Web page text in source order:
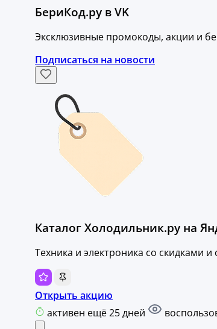
БериКод.ру в VK
Эксклюзивные промокоды, акции и
Подписаться на новости
Каталог Холодильник.ру на
Техника и электроника со скидками
Открыть акцию
активен ещё 25 дней